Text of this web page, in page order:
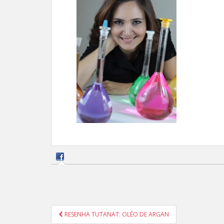
Navegação
RESENHA TUTANAT: OLÉO DE ARGAN